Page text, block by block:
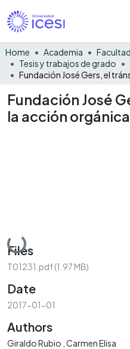
Home Academia
Tesis y trabajos de grado
Fundación José
la acción
Loading...
Files
T01231.pdf(1.97 MB)
Date
2017-01-01
Authors
Giraldo Rubio , Carmen Elisa